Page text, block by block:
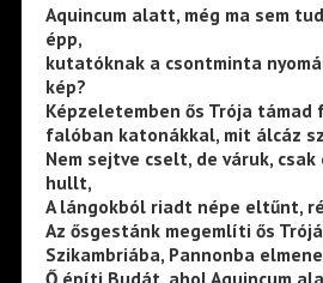
Aquincum alatt, még ma sem
épp,
kutatóknak a csontminta
kép?
Képzeletemben ős Trója támad
falóban katonákkal, mit álcáz
Nem sejtve cselt, de váruk,
hullt,
A lángokból riadt népe eltűnt,
Az ősgestánk megemlíti ős
Szikambriába, Pannonba
Ő építi Budát, ahol Aquincum